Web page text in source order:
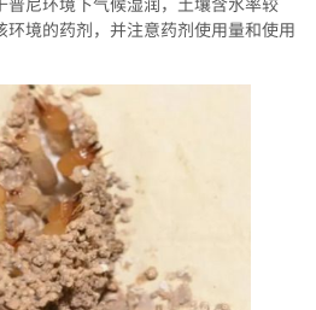
境的药剂，并注意药剂使用量和使用